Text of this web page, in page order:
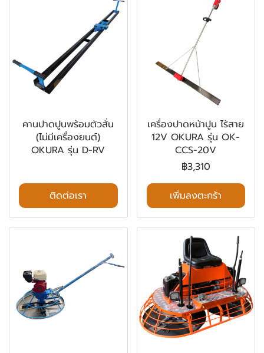
คานปาดปูนพร้อมตัวสั่น
(ไม่มีเครื่องยนต์)
OKURA รุ่น D-RV
ติดต่อเรา
เครื่องปาดหน้าปูน ไร้สาย
12V OKURA รุ่น OK-
CCS-20V
฿3,310
เพิ่มลงตะกร้า